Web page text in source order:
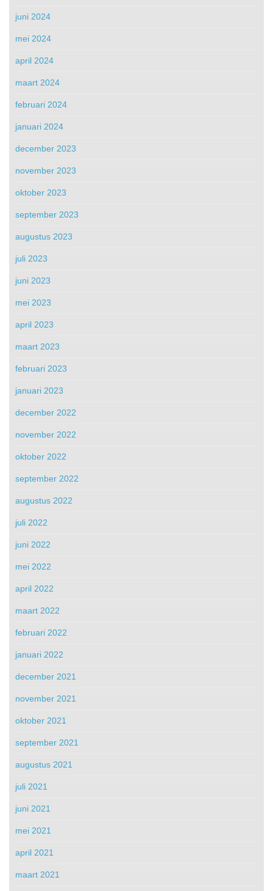
juni 2024
mei 2024
april 2024
maart 2024
februari 2024
januari 2024
december 2023
november 2023
oktober 2023
september 2023
augustus 2023
juli 2023
juni 2023
mei 2023
april 2023
maart 2023
februari 2023
januari 2023
december 2022
november 2022
oktober 2022
september 2022
augustus 2022
juli 2022
juni 2022
mei 2022
april 2022
maart 2022
februari 2022
januari 2022
december 2021
november 2021
oktober 2021
september 2021
augustus 2021
juli 2021
juni 2021
mei 2021
april 2021
maart 2021